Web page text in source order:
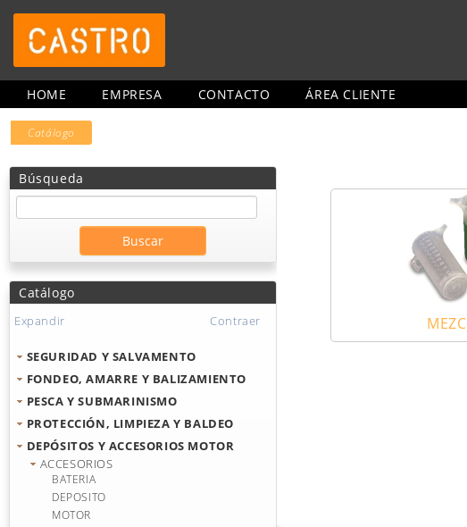
HOME EMPRESA CONTACTO ÁREA CLIENTE
Catálogo
Búsqueda
Catálogo
Expandir Contraer
SEGURIDAD Y SALVAMENTO
FONDEO, AMARRE Y BALIZAMIENTO
PESCA Y SUBMARINISMO
PROTECCIÓN, LIMPIEZA Y BALDEO
DEPÓSITOS Y ACCESORIOS MOTOR
ACCESORIOS
BATERIA
DEPOSITO
MOTOR